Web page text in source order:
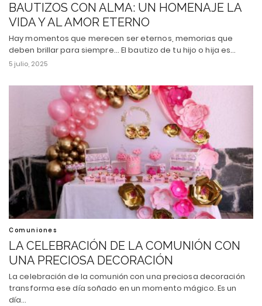
BAUTIZOS CON ALMA: UN HOMENAJE LA
VIDA Y AL AMOR ETERNO
Hay momentos que merecen ser eternos, memorias que
deben brillar para siempre... El bautizo de tu hijo o hija es…
5 julio, 2025
Comuniones
LA CELEBRACIÓN DE LA COMUNIÓN CON
UNA PRECIOSA DECORACIÓN
La celebración de la comunión con una preciosa decoración
transforma ese día soñado en un momento mágico. Es un
día…